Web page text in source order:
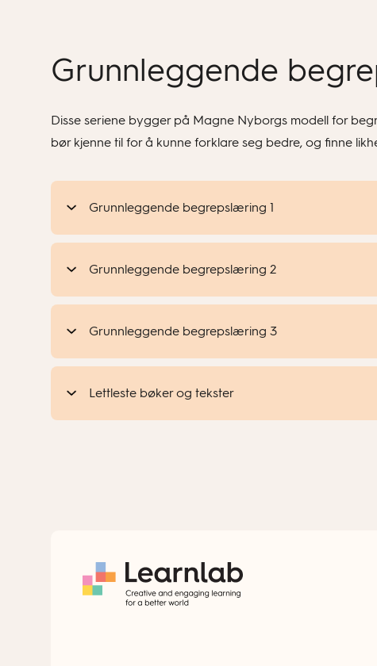
Grunnleggende
Disse seriene bygger på Magne Nyborgs modell for
bør kjenne til for å kunne forklare seg bedre, og finne
Grunnleggende begrepslæring 1
Grunnleggende begrepslæring 2
Grunnleggende begrepslæring 3
Lettleste bøker og tekster